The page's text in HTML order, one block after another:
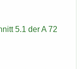
5.1 der A 72